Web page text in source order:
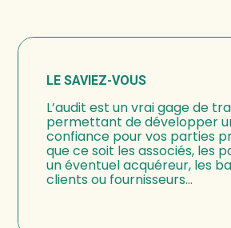
LE SAVIEZ-VOUS
L’audit est un vrai gage de
permettant de développer
confiance pour vos parties
que ce soit les associés, les
un éventuel acquéreur, les
clients ou fournisseurs…